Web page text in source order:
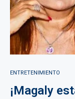
ENTRETENIMIENTO
¡Magaly